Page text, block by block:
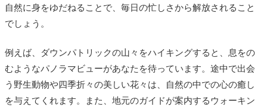
自然に身をゆだねることで、毎日の忙しさから解放されること
でしょう。
例えば、ダウンパトリックの山々をハイキングすると、息をの
むようなパノラマビューがあなたを待っています。途中で出会
う野生動物や四季折々の美しい花々は、自然の中での心の癒し
を与えてくれます。また、地元のガイドが案内するウォーキン